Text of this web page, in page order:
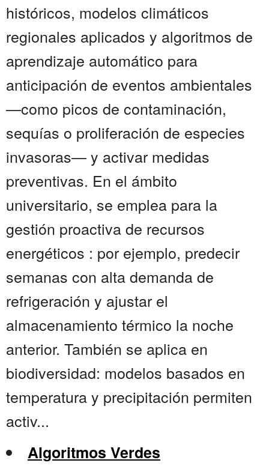
históricos, modelos climáticos
regionales aplicados y algoritmos de
aprendizaje automático para
anticipación de eventos ambientales
—como picos de contaminación,
sequías o proliferación de especies
invasoras— y activar medidas
preventivas. En el ámbito
universitario, se emplea para la
gestión proactiva de recursos
energéticos : por ejemplo, predecir
semanas con alta demanda de
refrigeración y ajustar el
almacenamiento térmico la noche
anterior. También se aplica en
biodiversidad: modelos basados en
temperatura y precipitación permiten
activ...
Algoritmos Verdes